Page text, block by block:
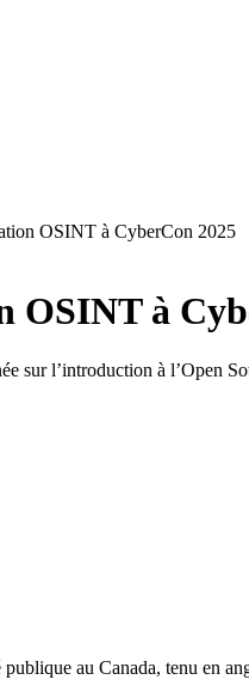
OSINT à CyberCon 2025
OSINT à
sur l’introduction à l’Open
au Canada, tenu en